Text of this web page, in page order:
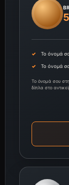
Το όνομά
Το όνομά
Το όνομά σου στη
δίπλα στο